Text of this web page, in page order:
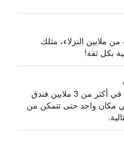
ملايين النزلاء، مثلك
بكل ثقة!
يبحث HotelsCombined في أكثر من 3 ملايين فندق
مكان واحد حتى تتمكن من